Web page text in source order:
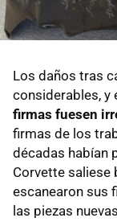
Los daños tras
considerables, y
firmas fuesen
firmas de los
décadas habían
Corvette saliese
escanearon sus
las piezas